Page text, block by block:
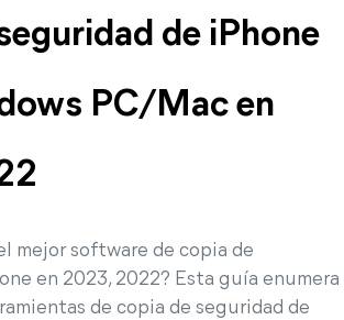
de iPhone
PC/Mac en
mejor software de copia de
en 2023, 2022? Esta guía enumera
de copia de seguridad de